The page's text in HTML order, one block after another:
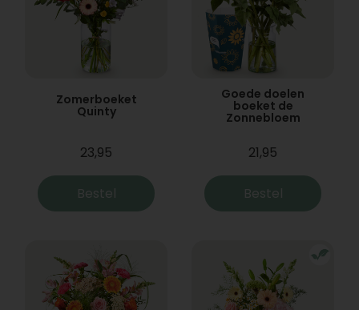
Zomerboeket
Quinty
23,95
Bestel
Goede doelen
boeket de
Zonnebloem
21,95
Bestel